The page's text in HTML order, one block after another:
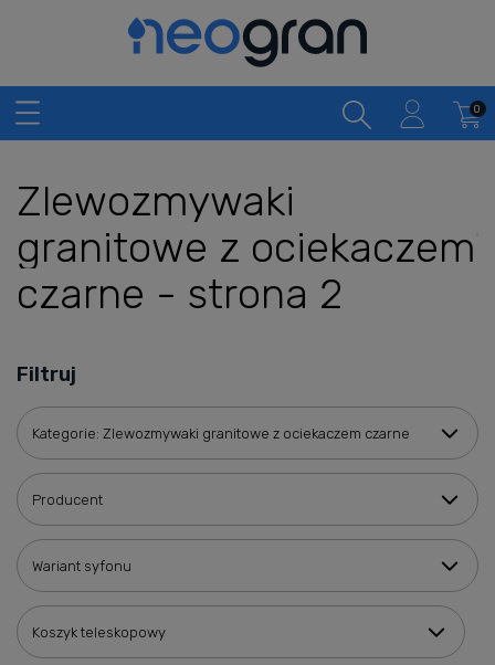
Zlewozmywaki
granitowe z ociekaczem
czarne - strona 2
Filtruj
Kategorie: Zlewozmywaki granitowe z ociekaczem czarne
Producent
Wariant syfonu
Koszyk teleskopowy